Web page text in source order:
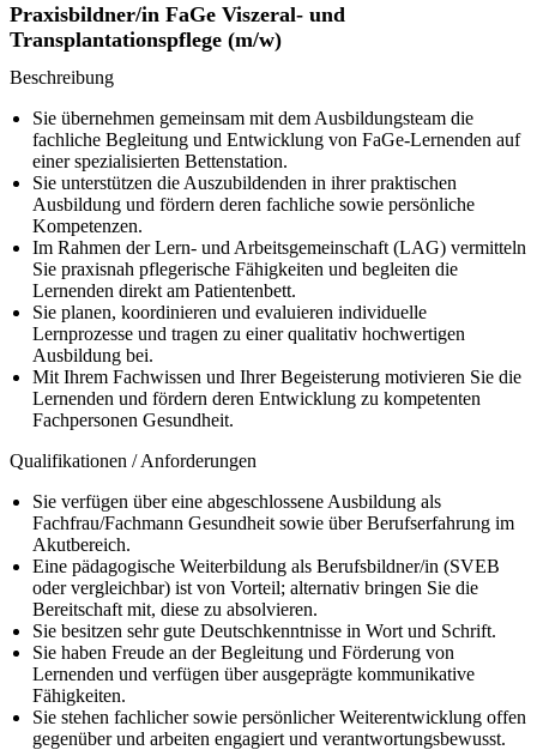
Praxisbildner/in FaGe Viszeral- und
Transplantationspflege (m/w)
Beschreibung
Sie übernehmen gemeinsam mit dem Ausbildungsteam die
fachliche Begleitung und Entwicklung von FaGe-Lernenden auf
einer spezialisierten Bettenstation.
Sie unterstützen die Auszubildenden in ihrer praktischen
Ausbildung und fördern deren fachliche sowie persönliche
Kompetenzen.
Im Rahmen der Lern- und Arbeitsgemeinschaft (LAG) vermitteln
Sie praxisnah pflegerische Fähigkeiten und begleiten die
Lernenden direkt am Patientenbett.
Sie planen, koordinieren und evaluieren individuelle
Lernprozesse und tragen zu einer qualitativ hochwertigen
Ausbildung bei.
Mit Ihrem Fachwissen und Ihrer Begeisterung motivieren Sie die
Lernenden und fördern deren Entwicklung zu kompetenten
Fachpersonen Gesundheit.
Qualifikationen / Anforderungen
Sie verfügen über eine abgeschlossene Ausbildung als
Fachfrau/Fachmann Gesundheit sowie über Berufserfahrung im
Akutbereich.
Eine pädagogische Weiterbildung als Berufsbildner/in (SVEB
oder vergleichbar) ist von Vorteil; alternativ bringen Sie die
Bereitschaft mit, diese zu absolvieren.
Sie besitzen sehr gute Deutschkenntnisse in Wort und Schrift.
Sie haben Freude an der Begleitung und Förderung von
Lernenden und verfügen über ausgeprägte kommunikative
Fähigkeiten.
Sie stehen fachlicher sowie persönlicher Weiterentwicklung offen
gegenüber und arbeiten engagiert und verantwortungsbewusst.